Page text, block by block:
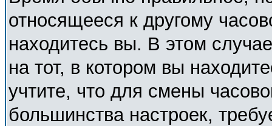
относящееся к другому
находитесь вы. В этом
на тот, в котором вы
учтите, что для смены
большинства настроек,